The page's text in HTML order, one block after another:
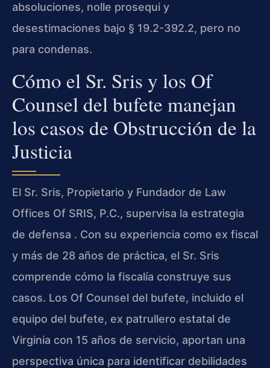
absoluciones, nolle prosequi y
desestimaciones bajo § 19.2-392.2, pero no
para condenas.
Cómo el Sr. Sris y los Of
Counsel del bufete manejan
los casos de Obstrucción de la
Justicia
El Sr. Sris, Propietario y Fundador de Law
Offices Of SRIS, P.C., supervisa la estrategia
de defensa . Con su experiencia como ex fiscal
y más de 28 años de práctica, el Sr. Sris
comprende cómo la fiscalía construye sus
casos. Los Of Counsel del bufete, incluido el
equipo del bufete, ex patrullero estatal de
Virginia con 15 años de servicio, aportan una
perspectiva única para identificar debilidades